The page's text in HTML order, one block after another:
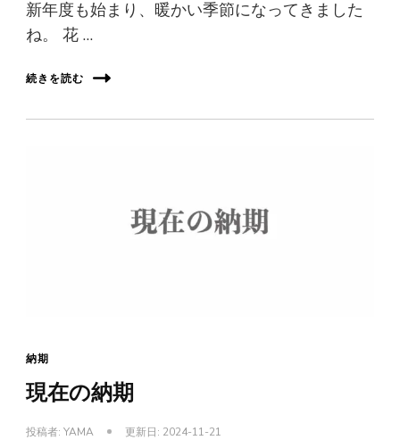
新年度も始まり、暖かい季節になってきました
ね。 花 …
続きを読む
納期
現在の納期
投稿者: YAMA 更新日: 2024-11-21